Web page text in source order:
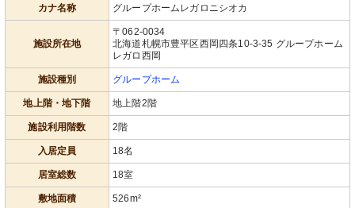
カナ名称 グループホームレガロニシオカ
施設所在地
〒062-0034
北海道札幌市豊平区西岡四条10-3-35 グループホーム
レガロ西岡
施設種別 グループホーム
地上階・地下階 地上階2階
施設利用階数 2階
入居定員 18名
居室総数 18室
敷地面積 526m²